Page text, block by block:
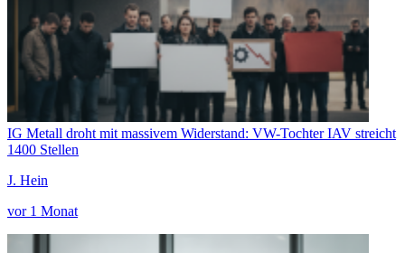
IG Metall droht mit massivem Widerstand: VW-Tochter IAV streicht
1400 Stellen
J. Hein
vor 1 Monat